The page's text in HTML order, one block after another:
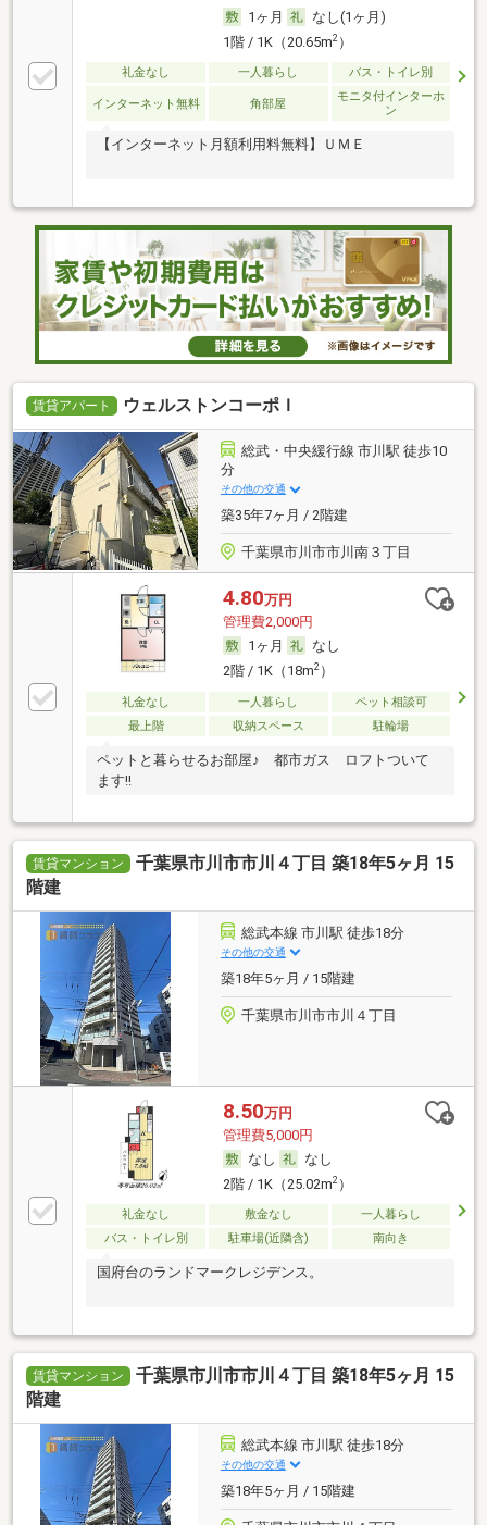
1ヶ月
なし(1ヶ月)
1階 / 1K（20.65m2）
礼金なし 一人暮らし バス・トイレ別
インターネット無料 角部屋
モニタ付インターホ
ン
【インターネット月額利用料無料】ＵＭＥ
賃貸アパート ウェルストンコーポＩ
総武・中央緩行線 市川駅 徒歩10
分
その他の交通
築35年7ヶ月 / 2階建
千葉県市川市市川南３丁目
4.80万円
管理費2,000円
1ヶ月
なし
2階 / 1K（18m2）
礼金なし 一人暮らし
ペット相談可
最上階
収納スペース 駐輪場
ペットと暮らせるお部屋♪ 都市ガス ロフトついて
ます!!
賃貸マンション
千葉県市川市市川４丁目 築18年5ヶ月 15
階建
総武本線 市川駅 徒歩18分
その他の交通
築18年5ヶ月 / 15階建
千葉県市川市市川４丁目
8.50万円
管理費5,000円
なし
なし
2階 / 1K（25.02m2）
礼金なし 敷金なし
一人暮らし
バス・トイレ別
駐車場(近隣含) 南向き
国府台のランドマークレジデンス。
賃貸マンション
千葉県市川市市川４丁目 築18年5ヶ月 15
階建
総武本線 市川駅 徒歩18分
その他の交通
築18年5ヶ月 / 15階建